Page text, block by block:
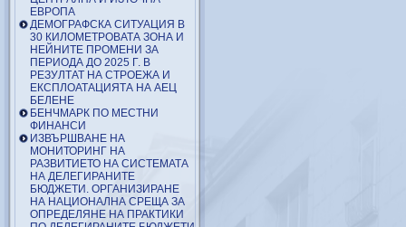
ЕВРОПА
ДЕМОГРАФСКА СИТУАЦИЯ В
30 КИЛОМЕТРОВАТА ЗОНА И
НЕЙНИТЕ ПРОМЕНИ ЗА
ПЕРИОДА ДО 2025 Г. В
РЕЗУЛТАТ НА СТРОЕЖА И
ЕКСПЛОАТАЦИЯТА НА АЕЦ
БЕЛЕНЕ
БЕНЧМАРК ПО МЕСТНИ
ФИНАНСИ
ИЗВЪРШВАНЕ НА
МОНИТОРИНГ НА
РАЗВИТИЕТО НА СИСТЕМАТА
НА ДЕЛЕГИРАНИТЕ
БЮДЖЕТИ. ОРГАНИЗИРАНЕ
НА НАЦИОНАЛНА СРЕЩА ЗА
ОПРЕДЕЛЯНЕ НА ПРАКТИКИ